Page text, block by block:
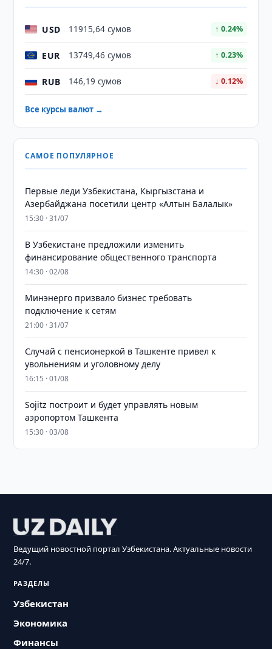
USD 11915,64 сумов ↑ 0.24%
EUR 13749,46 сумов ↑ 0.23%
RUB 146,19 сумов ↓ 0.12%
Все курсы валют →
САМОЕ ПОПУЛЯРНОЕ
Первые леди Узбекистана, Кыргызстана и
Азербайджана посетили центр «Алтын Балалык»
15:30 · 31/07
В Узбекистане предложили изменить
финансирование общественного транспорта
14:30 · 02/08
Минэнерго призвало бизнес требовать
подключение к сетям
21:00 · 31/07
Случай с пенсионеркой в Ташкенте привел к
увольнениям и уголовному делу
16:15 · 01/08
Sojitz построит и будет управлять новым
аэропортом Ташкента
15:30 · 03/08
Ведущий новостной портал Узбекистана. Актуальные новости
24/7.
РАЗДЕЛЫ
Узбекистан
Экономика
Финансы